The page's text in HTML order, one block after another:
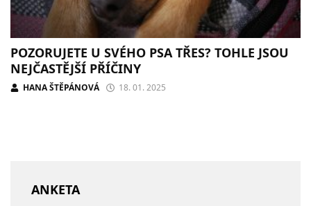
POZORUJETE U SVÉHO PSA TŘES? TOHLE JSOU
NEJČASTĚJŠÍ PŘÍČINY
HANA ŠTĚPÁNOVÁ 18. 01. 2025
ANKETA